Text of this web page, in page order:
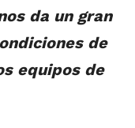
da un gran
de
equipos de